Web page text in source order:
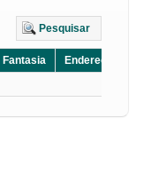
Pesquisar
Fantasia Endereço